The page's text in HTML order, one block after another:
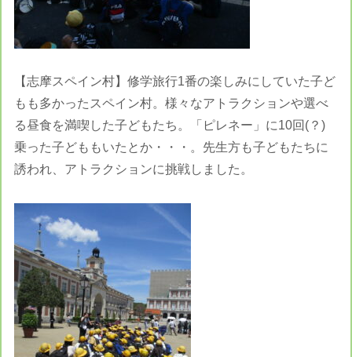
【志摩スペイン村】修学旅行1番の楽しみにしていた子ど
もも多かったスペイン村。様々なアトラクションや選べ
る昼食を満喫した子どもたち。「ピレネー」に10回(？)
乗った子どももいたとか・・・。先生方も子どもたちに
誘われ、アトラクションに挑戦しました。